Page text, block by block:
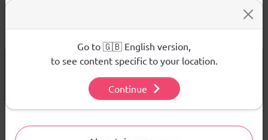
DARMOWA WYSYŁKAod 299 PLN
14 DNINA ZWROT TOWARU
Sprzedaż hurtowa
używanych plików cookies.
Aby dowiedzieć się więcej o plikach cookie i tym, jak
wykorzystujemy Twoje dane, odwiedź naszą Polityką
Go to 🇬🇧 English version,
to see content specific to your location.
Continue